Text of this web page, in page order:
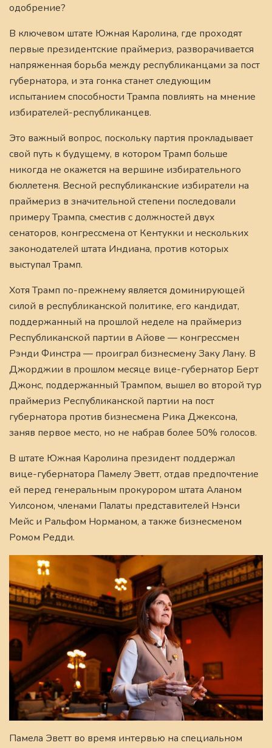
одобрение?
В ключевом штате Южная Каролина, где проходят
первые президентские праймериз, разворачивается
напряженная борьба между республиканцами за пост
губернатора, и эта гонка станет следующим
испытанием способности Трампа повлиять на мнение
избирателей-республиканцев.
Это важный вопрос, поскольку партия прокладывает
свой путь к будущему, в котором Трамп больше
никогда не окажется на вершине избирательного
бюллетеня. Весной республиканские избиратели на
праймериз в значительной степени последовали
примеру Трампа, сместив с должностей двух
сенаторов, конгрессмена от Кентукки и нескольких
законодателей штата Индиана, против которых
выступал Трамп.
Хотя Трамп по-прежнему является доминирующей
силой в республиканской политике, его кандидат,
поддержанный на прошлой неделе на праймериз
Республиканской партии в Айове — конгрессмен
Рэнди Финстра — проиграл бизнесмену Заку Лану. В
Джорджии в прошлом месяце вице-губернатор Берт
Джонс, поддержанный Трампом, вышел во второй тур
праймериз Республиканской партии на пост
губернатора против бизнесмена Рика Джексона,
заняв первое место, но не набрав более 50% голосов.
В штате Южная Каролина президент поддержал
вице-губернатора Памелу Эветт, отдав предпочтение
ей перед генеральным прокурором штата Аланом
Уилсоном, членами Палаты представителей Нэнси
Мейс и Ральфом Норманом, а также бизнесменом
Ромом Редди.
Памела Эветт во время интервью на специальном